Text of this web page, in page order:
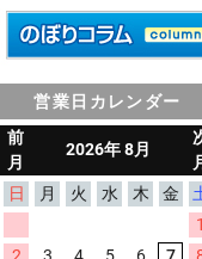
営業日カレンダー